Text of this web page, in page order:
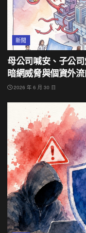
新聞
母公司喊安、子公
暗網威脅與個資外
2026 年 6 月 30 日